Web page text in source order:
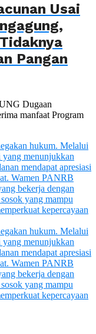
Usai
Pangan
Dugaan
manfaat Program